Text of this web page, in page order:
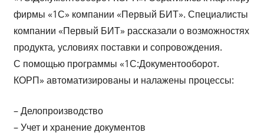
фирмы «1С» компании «Первый БИТ». Специалисты
компании «Первый БИТ» рассказали о возможностях
продукта, условиях поставки и сопровождения.
С помощью программы «1С:Документооборот.
КОРП» автоматизированы и налажены процессы:
– Делопроизводство
– Учет и хранение документов